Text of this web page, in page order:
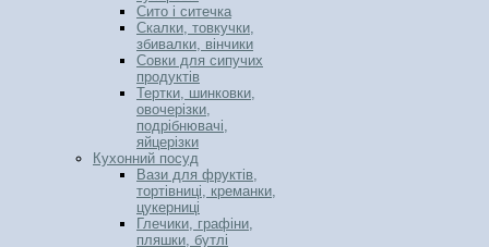
Сито і ситечка
Скалки, товкучки,
збивалки, вінчики
Совки для сипучих
продуктів
Тертки, шинковки,
овочерізки,
подрібнювачі,
яйцерізки
Кухонний посуд
Вази для фруктів,
тортівниці, креманки,
цукерниці
Глечики, графіни,
пляшки, бутлі